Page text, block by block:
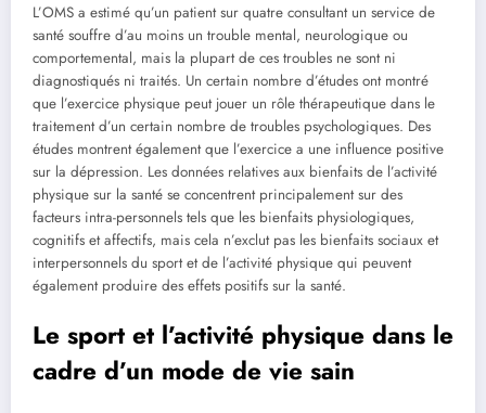
L’OMS a estimé qu’un patient sur quatre consultant un service de
santé souffre d’au moins un trouble mental, neurologique ou
comportemental, mais la plupart de ces troubles ne sont ni
diagnostiqués ni traités. Un certain nombre d’études ont montré
que l’exercice physique peut jouer un rôle thérapeutique dans le
traitement d’un certain nombre de troubles psychologiques. Des
études montrent également que l’exercice a une influence positive
sur la dépression. Les données relatives aux bienfaits de l’activité
physique sur la santé se concentrent principalement sur des
facteurs intra-personnels tels que les bienfaits physiologiques,
cognitifs et affectifs, mais cela n’exclut pas les bienfaits sociaux et
interpersonnels du sport et de l’activité physique qui peuvent
également produire des effets positifs sur la santé.
Le sport et l’activité physique dans le
cadre d’un mode de vie sain